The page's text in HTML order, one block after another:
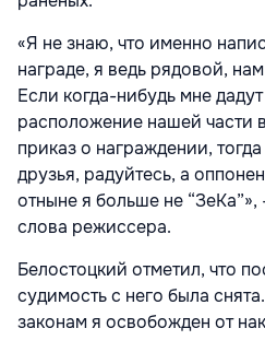
«Я не знаю, что именно
награде, я ведь рядовой,
Если когда-нибудь мне
расположение нашей части
приказ о награждении,
друзья, радуйтесь, а
отныне я больше не “ЗеКа”»,
слова режиссера.
Белостоцкий отметил, что
судимость с него была
законам я освобожден от